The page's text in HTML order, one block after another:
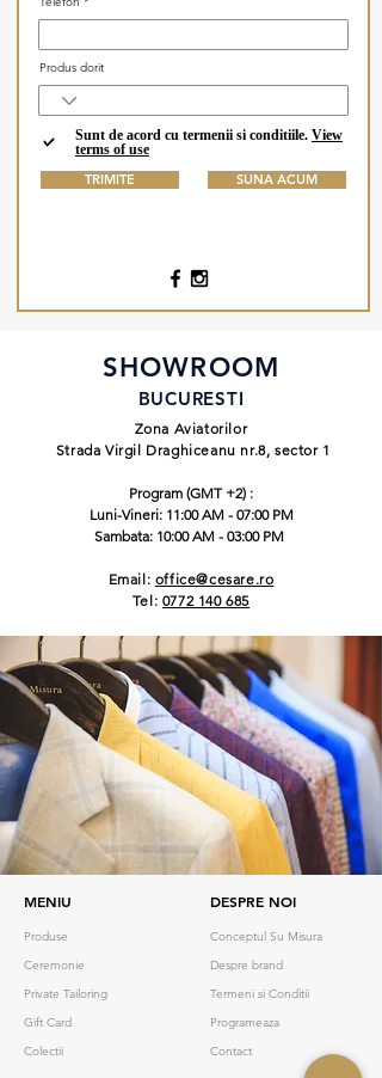
Produs dorit
Sunt de acord cu termenii si conditiile. View
terms of use
TRIMITE
SUNA ACUM
SHOWROOM
BUCURESTI
Zona Aviatorilor
Strada Virgil Draghiceanu nr.8, sector 1
Program (GMT +2) :
Luni-Vineri: 11:00 AM - 07:00 PM
Sambata: 10:00 AM - 03:00 PM
Email: office@cesare.ro
Tel: 0772 140 685
MENIU
Produse
Ceremonie
Private Tailoring
Gift Card
Colectii
DESPRE NOI
Conceptul Su Misura
Despre brand
Termeni si Conditii
Programeaza
Contact